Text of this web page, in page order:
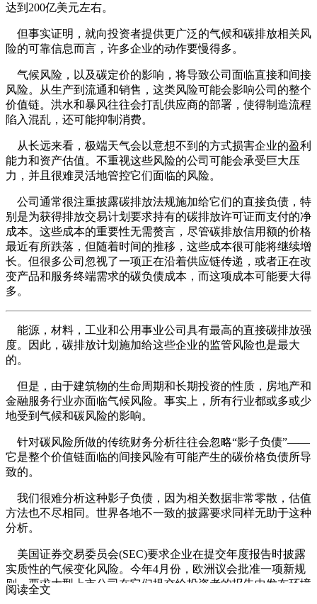
达到200亿美元左右。
但事实证明，就向投资者提供更广泛的气候和碳排放相关风
险的可靠信息而言，许多企业的动作要慢得多。
气候风险，以及碳定价的影响，将导致公司面临直接和间接
风险。从生产到流通和销售，这类风险可能会影响公司的整个
价值链。洪水和暴风往往会打乱供应商的部署，使得制造流程
陷入混乱，还可能抑制消费。
从长远来看，极端天气会以意想不到的方式损害企业的盈利
能力和资产估值。不重视这些风险的公司可能会承受巨大压
力，并且很难灵活地管控它们面临的风险。
公司通常很注重披露碳排放法规施加给它们的直接负债，特
别是为获得排放交易计划要求持有的碳排放许可证而支付的净
成本。这些成本的重要性无需赘言，尽管碳排放信用额的价格
最近有所跌落，但随着时间的推移，这些成本很可能将继续增
长。但很多公司忽视了一项正在沿着供应链传递，或者正在改
变产品和服务终端需求的碳负债成本，而这项成本可能要大得
多。
能源，材料，工业和公用事业公司具有最高的直接碳排放强
度。因此，碳排放计划施加给这些企业的监管风险也是最大
的。
但是，由于建筑物的生命周期和长期投资的性质，房地产和
金融服务行业亦面临气候风险。事实上，所有行业都或多或少
地受到气候和碳风险的影响。
针对碳风险所做的传统财务分析往往会忽略“影子负债”——
它是整个价值链面临的间接风险有可能产生的碳价格负债所导
致的。
我们很难分析这种影子负债，因为相关数据非常零散，估值
方法也不尽相同。世界各地不一致的披露要求同样无助于这种
分析。
美国证券交易委员会(SEC)要求企业在提交年度报告时披露
实质性的气候变化风险。今年4月份，欧洲议会批准一项新规
则，要求大型上市公司在它们提交给投资者的报告中发布环境
和社会数据。但仅凭这些措施，还远远不足以形成一个全面且
阅读全文